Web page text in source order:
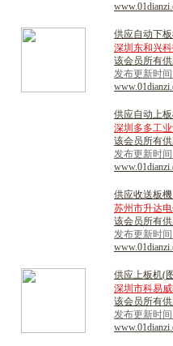
供应自动下板
深圳东和兴
该会员所有
发布更新时间
供应自动上板
深圳多多工
该会员所有
发布更新时间
供应收送板機
苏州市升达
该会员所有
发布更新时间
供应上板机(图
深圳市科易
该会员所有
发布更新时间